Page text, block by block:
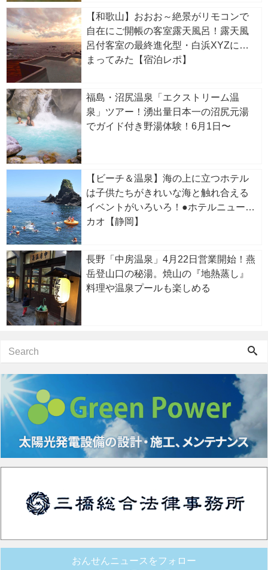
【和歌山】おおお～絶景がリモコンで
自在にご開帳の客室露天風呂！露天風
呂付客室の最終進化型・白浜XYZに泊
まってみた【宿泊レポ】
福島・沼尻温泉「エクストリーム温
泉」ツアー！湧出量日本一の沼尻元湯
でガイド付き野湯体験！6月1日〜
【ビーチ＆温泉】海の上に立つホテル
は子供たちがきれいな海と触れ合える
イベントがいろいろ！●ホテルニューア
カオ【静岡】
長野「中房温泉」4月22日営業開始！燕
岳登山口の秘湯。焼山の『地熱蒸し』
料理や温泉プールも楽しめる
おんせんニュースをフォロー